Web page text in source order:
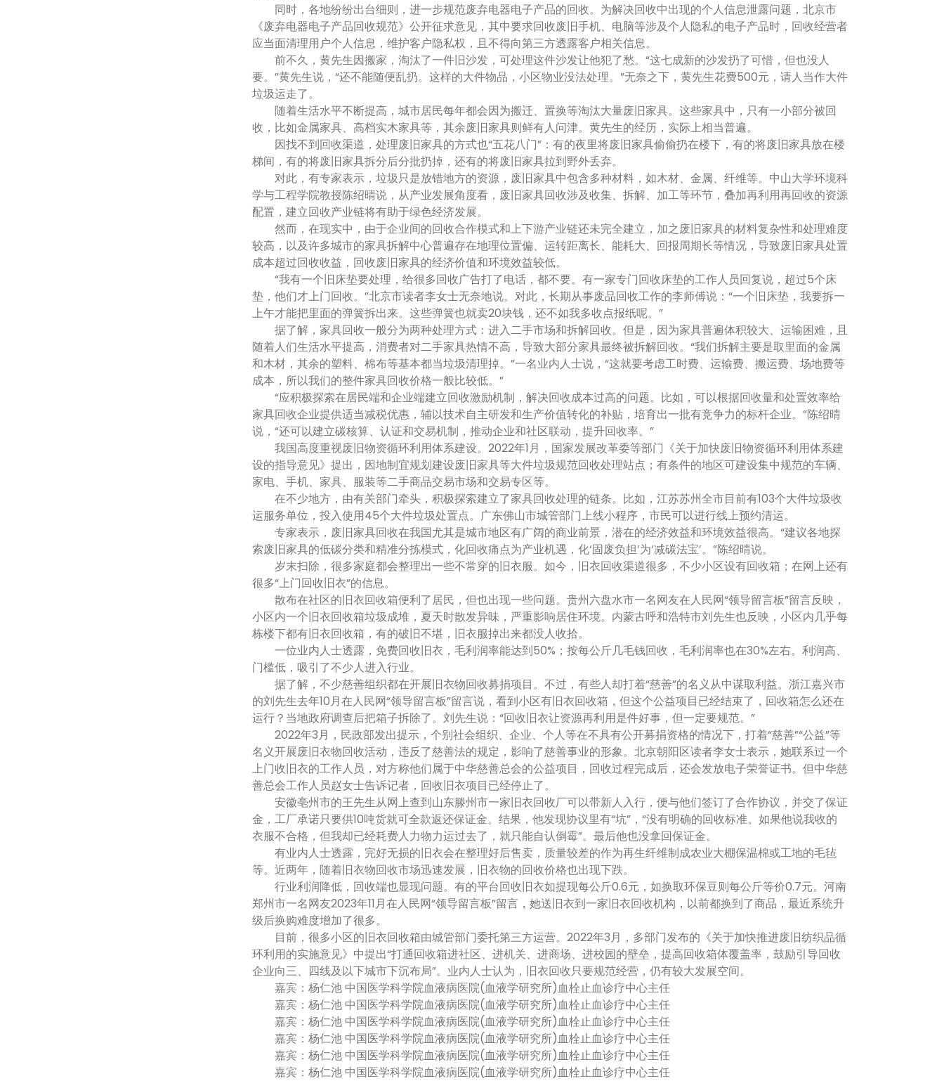
同时，各地纷纷出台细则，进一步规范废弃电器电子产品的回收。为解决回收中出现的个人信息泄露问题，北京市
《废弃电器电子产品回收规范》公开征求意见，其中要求回收废旧手机、电脑等涉及个人隐私的电子产品时，回收经营者
应当面清理用户个人信息，维护客户隐私权，且不得向第三方透露客户相关信息。
前不久，黄先生因搬家，淘汰了一件旧沙发，可处理这件沙发让他犯了愁。“这七成新的沙发扔了可惜，但也没人
要。”黄先生说，“还不能随便乱扔。这样的大件物品，小区物业没法处理。”无奈之下，黄先生花费500元，请人当作大件
垃圾运走了。
随着生活水平不断提高，城市居民每年都会因为搬迁、置换等淘汰大量废旧家具。这些家具中，只有一小部分被回
收，比如金属家具、高档实木家具等，其余废旧家具则鲜有人问津。黄先生的经历，实际上相当普遍。
因找不到回收渠道，处理废旧家具的方式也“五花八门”：有的夜里将废旧家具偷偷扔在楼下，有的将废旧家具放在楼
梯间，有的将废旧家具拆分后分批扔掉，还有的将废旧家具拉到野外丢弃。
对此，有专家表示，垃圾只是放错地方的资源，废旧家具中包含多种材料，如木材、金属、纤维等。中山大学环境科
学与工程学院教授陈绍晴说，从产业发展角度看，废旧家具回收涉及收集、拆解、加工等环节，叠加再利用再回收的资源
配置，建立回收产业链将有助于绿色经济发展。
然而，在现实中，由于企业间的回收合作模式和上下游产业链还未完全建立，加之废旧家具的材料复杂性和处理难度
较高，以及许多城市的家具拆解中心普遍存在地理位置偏、运转距离长、能耗大、回报周期长等情况，导致废旧家具处置
成本超过回收收益，回收废旧家具的经济价值和环境效益较低。
“我有一个旧床垫要处理，给很多回收广告打了电话，都不要。有一家专门回收床垫的工作人员回复说，超过5个床
垫，他们才上门回收。”北京市读者李女士无奈地说。对此，长期从事废品回收工作的李师傅说：“一个旧床垫，我要拆一
上午才能把里面的弹簧拆出来。这些弹簧也就卖20块钱，还不如我多收点报纸呢。”
据了解，家具回收一般分为两种处理方式：进入二手市场和拆解回收。但是，因为家具普遍体积较大、运输困难，且
随着人们生活水平提高，消费者对二手家具热情不高，导致大部分家具最终被拆解回收。“我们拆解主要是取里面的金属
和木材，其余的塑料、棉布等基本都当垃圾清理掉。”一名业内人士说，“这就要考虑工时费、运输费、搬运费、场地费等
成本，所以我们的整件家具回收价格一般比较低。”
“应积极探索在居民端和企业端建立回收激励机制，解决回收成本过高的问题。比如，可以根据回收量和处置效率给
家具回收企业提供适当减税优惠，辅以技术自主研发和生产价值转化的补贴，培育出一批有竞争力的标杆企业。”陈绍晴
说，“还可以建立碳核算、认证和交易机制，推动企业和社区联动，提升回收率。”
我国高度重视废旧物资循环利用体系建设。2022年1月，国家发展改革委等部门《关于加快废旧物资循环利用体系建
设的指导意见》提出，因地制宜规划建设废旧家具等大件垃圾规范回收处理站点；有条件的地区可建设集中规范的车辆、
家电、手机、家具、服装等二手商品交易市场和交易专区等。
在不少地方，由有关部门牵头，积极探索建立了家具回收处理的链条。比如，江苏苏州全市目前有103个大件垃圾收
运服务单位，投入使用45个大件垃圾处置点。广东佛山市城管部门上线小程序，市民可以进行线上预约清运。
专家表示，废旧家具回收在我国尤其是城市地区有广阔的商业前景，潜在的经济效益和环境效益很高。“建议各地探
索废旧家具的低碳分类和精准分拣模式，化回收痛点为产业机遇，化‘固废负担’为‘减碳法宝’。”陈绍晴说。
岁末扫除，很多家庭都会整理出一些不常穿的旧衣服。如今，旧衣回收渠道很多，不少小区设有回收箱；在网上还有
很多“上门回收旧衣”的信息。
散布在社区的旧衣回收箱便利了居民，但也出现一些问题。贵州六盘水市一名网友在人民网“领导留言板”留言反映，
小区内一个旧衣回收箱垃圾成堆，夏天时散发异味，严重影响居住环境。内蒙古呼和浩特市刘先生也反映，小区内几乎每
栋楼下都有旧衣回收箱，有的破旧不堪，旧衣服掉出来都没人收拾。
一位业内人士透露，免费回收旧衣，毛利润率能达到50%；按每公斤几毛钱回收，毛利润率也在30%左右。利润高、
门槛低，吸引了不少人进入行业。
据了解，不少慈善组织都在开展旧衣物回收募捐项目。不过，有些人却打着“慈善”的名义从中谋取利益。浙江嘉兴市
的刘先生去年10月在人民网“领导留言板”留言说，看到小区有旧衣回收箱，但这个公益项目已经结束了，回收箱怎么还在
运行？当地政府调查后把箱子拆除了。刘先生说：“回收旧衣让资源再利用是件好事，但一定要规范。”
2022年3月，民政部发出提示，个别社会组织、企业、个人等在不具有公开募捐资格的情况下，打着“慈善”“公益”等
名义开展废旧衣物回收活动，违反了慈善法的规定，影响了慈善事业的形象。北京朝阳区读者李女士表示，她联系过一个
上门收旧衣的工作人员，对方称他们属于中华慈善总会的公益项目，回收过程完成后，还会发放电子荣誉证书。但中华慈
善总会工作人员赵女士告诉记者，回收旧衣项目已经停止了。
安徽亳州市的王先生从网上查到山东滕州市一家旧衣回收厂可以带新人入行，便与他们签订了合作协议，并交了保证
金，工厂承诺只要供10吨货就可全款返还保证金。结果，他发现协议里有“坑”，“没有明确的回收标准。如果他说我收的
衣服不合格，但我却已经耗费人力物力运过去了，就只能自认倒霉”。最后他也没拿回保证金。
有业内人士透露，完好无损的旧衣会在整理好后售卖，质量较差的作为再生纤维制成农业大棚保温棉或工地的毛毡
等。近两年，随着旧衣物回收市场迅速发展，旧衣物的回收价格也出现下跌。
行业利润降低，回收端也显现问题。有的平台回收旧衣如提现每公斤0.6元，如换取环保豆则每公斤等价0.7元。河南
郑州市一名网友2023年11月在人民网“领导留言板”留言，她送旧衣到一家旧衣回收机构，以前都换到了商品，最近系统升
级后换购难度增加了很多。
目前，很多小区的旧衣回收箱由城管部门委托第三方运营。2022年3月，多部门发布的《关于加快推进废旧纺织品循
环利用的实施意见》中提出“打通回收箱进社区、进机关、进商场、进校园的壁垒，提高回收箱体覆盖率，鼓励引导回收
企业向三、四线及以下城市下沉布局”。业内人士认为，旧衣回收只要规范经营，仍有较大发展空间。
嘉宾：杨仁池 中国医学科学院血液病医院(血液学研究所)血栓止血诊疗中心主任
嘉宾：杨仁池 中国医学科学院血液病医院(血液学研究所)血栓止血诊疗中心主任
嘉宾：杨仁池 中国医学科学院血液病医院(血液学研究所)血栓止血诊疗中心主任
嘉宾：杨仁池 中国医学科学院血液病医院(血液学研究所)血栓止血诊疗中心主任
嘉宾：杨仁池 中国医学科学院血液病医院(血液学研究所)血栓止血诊疗中心主任
嘉宾：杨仁池 中国医学科学院血液病医院(血液学研究所)血栓止血诊疗中心主任